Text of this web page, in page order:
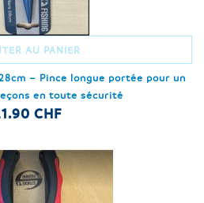
AU PANIER
– Pince longue portée pour un
en toute sécurité
CHF